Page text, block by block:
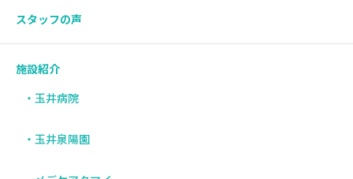
スタッフの声
施設紹介
・玉井病院
・玉井泉陽園